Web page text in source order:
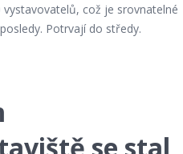
což je srovnatelné
Potrvají do středy.
se stal